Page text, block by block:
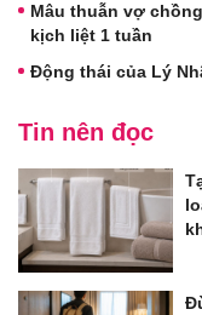
Mâu thuẫn vợ
kịch liệt 1 tuần
Động thái của Lý
Tin nên đọc